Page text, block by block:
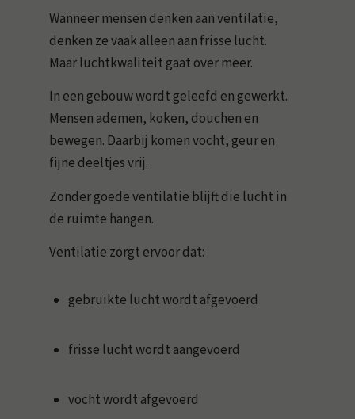
Wanneer mensen denken aan ventilatie,
denken ze vaak alleen aan frisse lucht.
Maar luchtkwaliteit gaat over meer.
In een gebouw wordt geleefd en gewerkt.
Mensen ademen, koken, douchen en
bewegen. Daarbij komen vocht, geur en
fijne deeltjes vrij.
Zonder goede ventilatie blijft die lucht in
de ruimte hangen.
Ventilatie zorgt ervoor dat:
gebruikte lucht wordt afgevoerd
frisse lucht wordt aangevoerd
vocht wordt afgevoerd